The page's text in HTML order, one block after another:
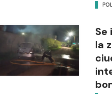
Se
la